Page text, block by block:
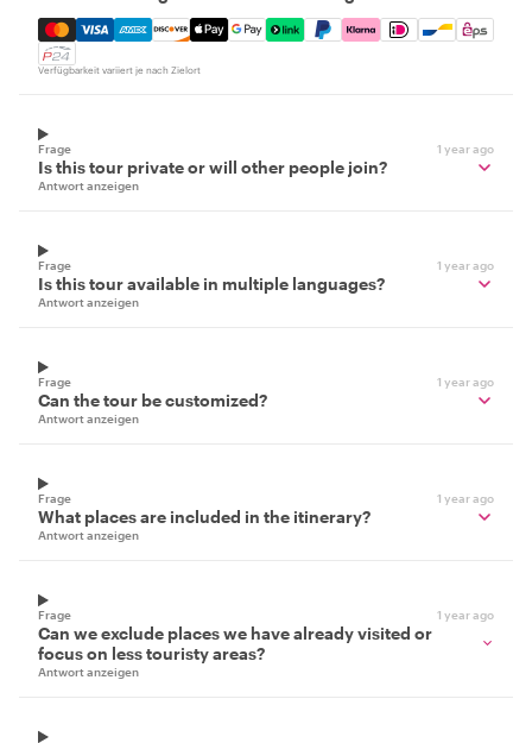
Mastercard, Visa, Amex, Discover, Apple Pay, Google
Verfügbarkeit variiert je nach Zielort
Frage 1 year ago
Is this tour private or will other people join?
Antwort anzeigen
Frage 1 year ago
Is this tour available in multiple languages?
Antwort anzeigen
Frage 1 year ago
Can the tour be customized?
Antwort anzeigen
Frage 1 year ago
What places are included in the itinerary?
Antwort anzeigen
Frage 1 year ago
Can we exclude places we have already visited or
focus on less touristy areas?
Antwort anzeigen